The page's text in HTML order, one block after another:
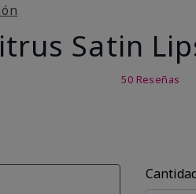
Satin
50 Reseñas